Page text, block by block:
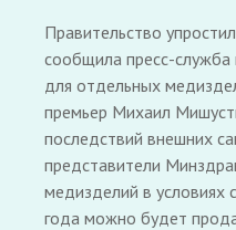
Правительство
сообщила пресс-служба
для отдельных
премьер Михаил
последствий внешних
представители
медизделий в условиях
года можно будет